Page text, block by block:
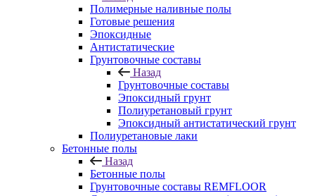
Полимерные наливные полы
Готовые решения
Эпоксидные
Антистатические
Грунтовочные составы
Назад
Грунтовочные составы
Эпоксидный грунт
Полиуретановый грунт
Эпоксидный антистатический грунт
Полиуретановые лаки
Бетонные полы
Назад
Бетонные полы
Грунтовочные составы REMFLOOR